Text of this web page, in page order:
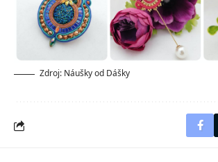
Zdroj: Náušky od Dášky